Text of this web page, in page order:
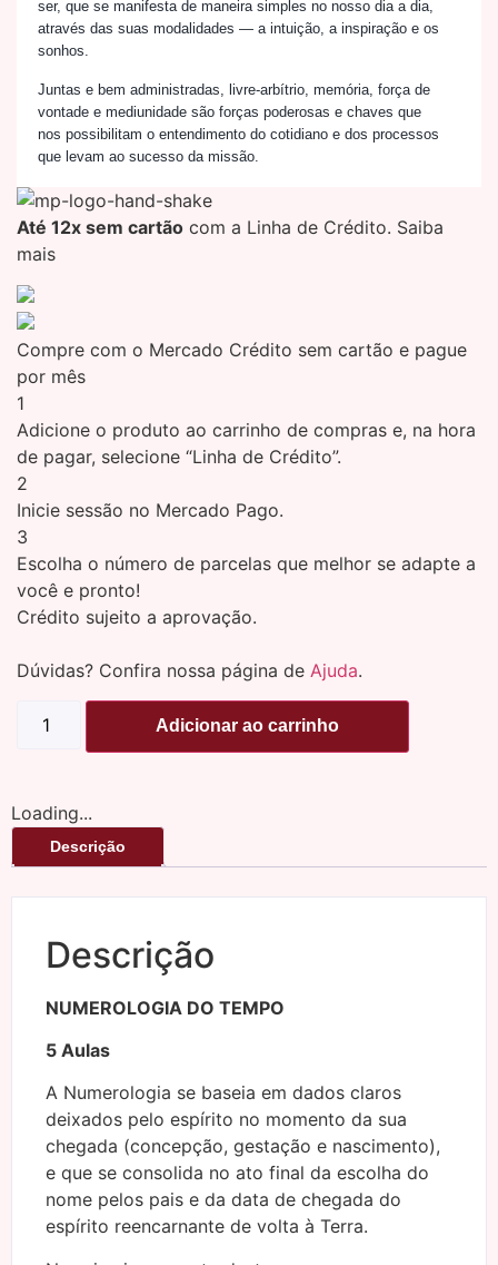
ser, que se manifesta de maneira simples no nosso dia a dia,
através das suas modalidades — a intuição, a inspiração e os
sonhos.
Juntas e bem administradas, livre-arbítrio, memória, força de
vontade e mediunidade são forças poderosas e chaves que
nos possibilitam o entendimento do cotidiano e dos processos
que levam ao sucesso da missão.
Até 12x sem cartão com a Linha de Crédito. Saiba
mais
Compre com o Mercado Crédito sem cartão e pague
por mês
1
Adicione o produto ao carrinho de compras e, na hora
de pagar, selecione “Linha de Crédito”.
2
Inicie sessão no Mercado Pago.
3
Escolha o número de parcelas que melhor se adapte a
você e pronto!
Crédito sujeito a aprovação.
Dúvidas? Confira nossa página de Ajuda.
Adicionar ao carrinho
Loading...
Descrição
Descrição
NUMEROLOGIA DO TEMPO
5 Aulas
A Numerologia se baseia em dados claros
deixados pelo espírito no momento da sua
chegada (concepção, gestação e nascimento),
e que se consolida no ato final da escolha do
nome pelos pais e da data de chegada do
espírito reencarnante de volta à Terra.